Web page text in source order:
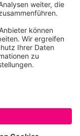
Auswahl von
sind noch
Annahmen,